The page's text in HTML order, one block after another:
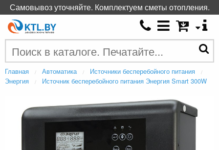
Главная Автоматика
Источники бесперебойного питания
Энергия
Источник бесперебойного питания Энергия Smart 300W
Самовывоз уточняйте. Комплектуем сметы отопления.